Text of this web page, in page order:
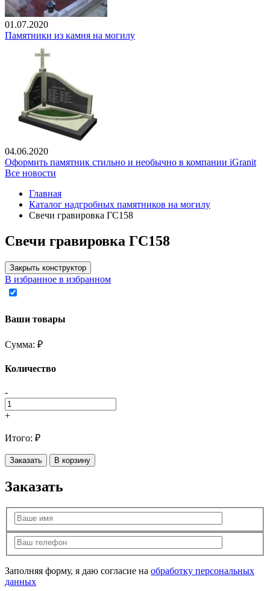
01.07.2020
Памятники из камня на могилу
04.06.2020
Оформить памятник стильно и необычно в компании iGranit
Все новости
Главная
Каталог надгробных памятников на могилу
Свечи гравировка ГС158
Свечи гравировка ГС158
Закрыть конструктор
В избранное в избранном
Ваши товары
Сумма: ₽
Количество
-
+
Итого: ₽
Заказать В корзину
Заказать
Заполняя форму, я даю согласие на обработку персональных
данных